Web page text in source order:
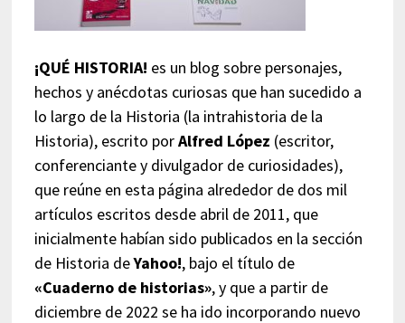
¡QUÉ HISTORIA! es un blog sobre personajes,
hechos y anécdotas curiosas que han sucedido a
lo largo de la Historia (la intrahistoria de la
Historia), escrito porAlfred López (escritor,
conferenciante y divulgador de curiosidades),
que reúne en esta página alrededor de dos mil
artículos escritos desde abril de 2011, que
inicialmente habían sido publicados en la sección
de Historia deYahoo!, bajo el título de
«Cuaderno de historias», y que a partir de
diciembre de 2022 se ha ido incorporando nuevo